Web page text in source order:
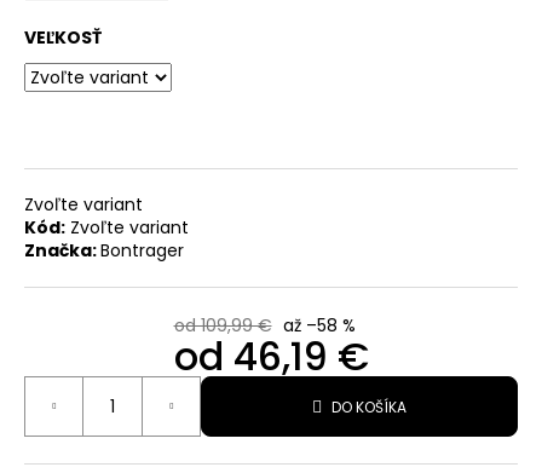
VEĽKOSŤ
Zvoľte variant
Kód: Zvoľte variant
Značka:Bontrager
od 109,99 € až –58 %
od 46,19 €
Jednotková
cena:
DO KOŠÍKA
m
e
NA
INŠTALÁCIU
NA
RIADIDLÁ
POMOCOU
HÁČIKOV
19,25
Pôvodne:
29,99
€